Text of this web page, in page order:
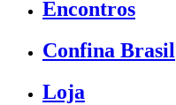
Encontros
Confina Brasil
Loja